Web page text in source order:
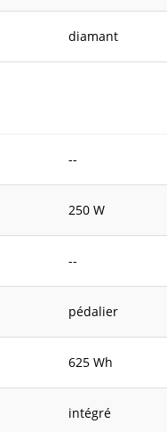
diamant
--
250 W
--
pédalier
625 Wh
intégré